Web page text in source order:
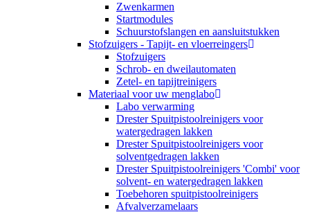
Zwenkarmen
Startmodules
Schuurstofslangen en aansluitstukken
Stofzuigers - Tapijt- en vloerreingers
Stofzuigers
Schrob- en dweilautomaten
Zetel- en tapijtreinigers
Materiaal voor uw menglabo
Labo verwarming
Drester Spuitpistoolreinigers voor
watergedragen lakken
Drester Spuitpistoolreinigers voor
solventgedragen lakken
Drester Spuitpistoolreinigers 'Combi' voor
solvent- en watergedragen lakken
Toebehoren spuitpistoolreinigers
Afvalverzamelaars